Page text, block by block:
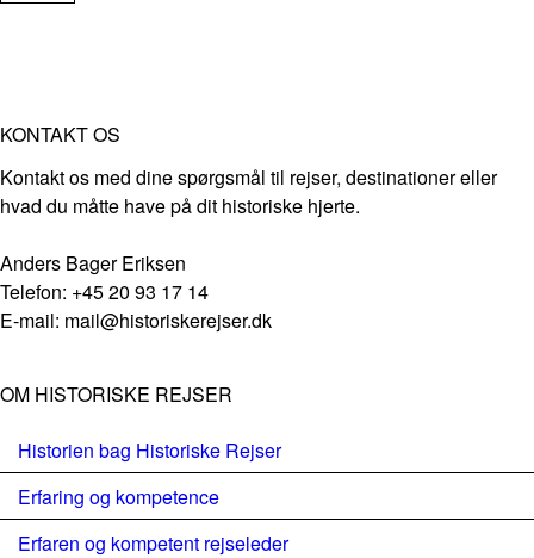
KONTAKT OS
Kontakt os med dine spørgsmål til rejser, destinationer eller
hvad du måtte have på dit historiske hjerte.
Anders Bager Eriksen
Telefon: +45 20 93 17 14
E-mail: mail@historiskerejser.dk
OM HISTORISKE REJSER
Historien bag Historiske Rejser
Erfaring og kompetence
Erfaren og kompetent rejseleder